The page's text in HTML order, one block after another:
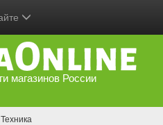
магазинов России